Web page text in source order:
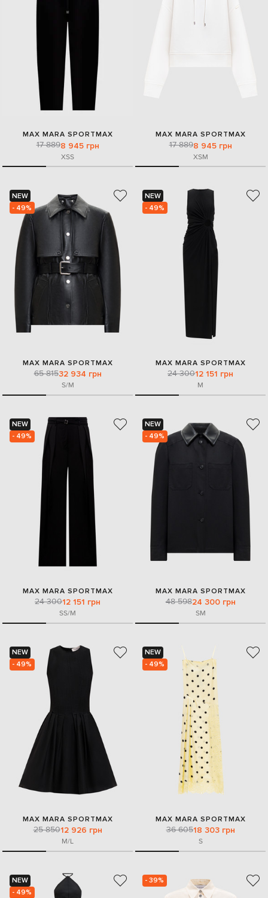
MAX MARA SPORTMAX
17 8898 945 грн
XSS
MAX MARA SPORTMAX
17 8898 945 грн
XSM
NEW
- 49%
MAX MARA SPORTMAX
65 81532 934 грн
S/M
NEW
- 49%
MAX MARA SPORTMAX
24 30012 151 грн
M
NEW
- 49%
MAX MARA SPORTMAX
24 30012 151 грн
SS/M
NEW
- 49%
MAX MARA SPORTMAX
48 59824 300 грн
SM
NEW
- 49%
MAX MARA SPORTMAX
25 85012 926 грн
M/L
NEW
- 49%
MAX MARA SPORTMAX
36 60518 303 грн
S
NEW
- 49%
- 39%